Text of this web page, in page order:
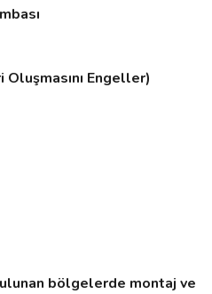
Engeller)
bölgelerde montaj ve